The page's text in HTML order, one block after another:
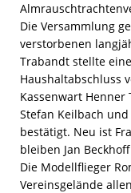
Die Versammlung
verstorbenen
Trabandt stellte
Haushaltabschluss
Kassenwart
Stefan Keilbach
bestätigt. Neu ist
bleiben Jan
Die Modellflieger
Vereinsgelände